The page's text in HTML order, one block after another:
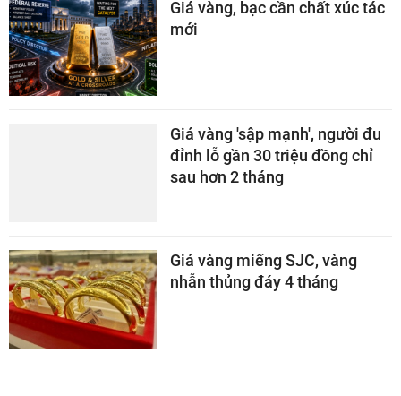
Giá vàng, bạc cần chất xúc tác
mới
Giá vàng 'sập mạnh', người đu
đỉnh lỗ gần 30 triệu đồng chỉ
sau hơn 2 tháng
Giá vàng miếng SJC, vàng
nhẫn thủng đáy 4 tháng